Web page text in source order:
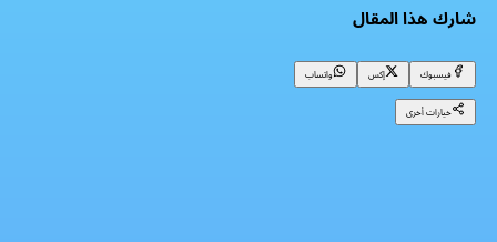
شارك هذا المقال
فيسبوك إكس
واتساب
خيارات أخرى